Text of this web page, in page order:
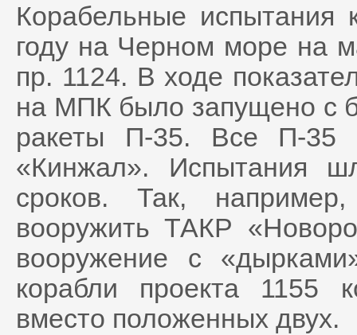
Корабельные испытания
году на Черном море на
пр. 1124. В ходе
на МПК было запущено с
ракеты П-35. Все П-35
«Кинжал». Испытания
сроков. Так,
вооружить ТАКР
вооружение с
корабли проекта 1155
вместо положенных двух.